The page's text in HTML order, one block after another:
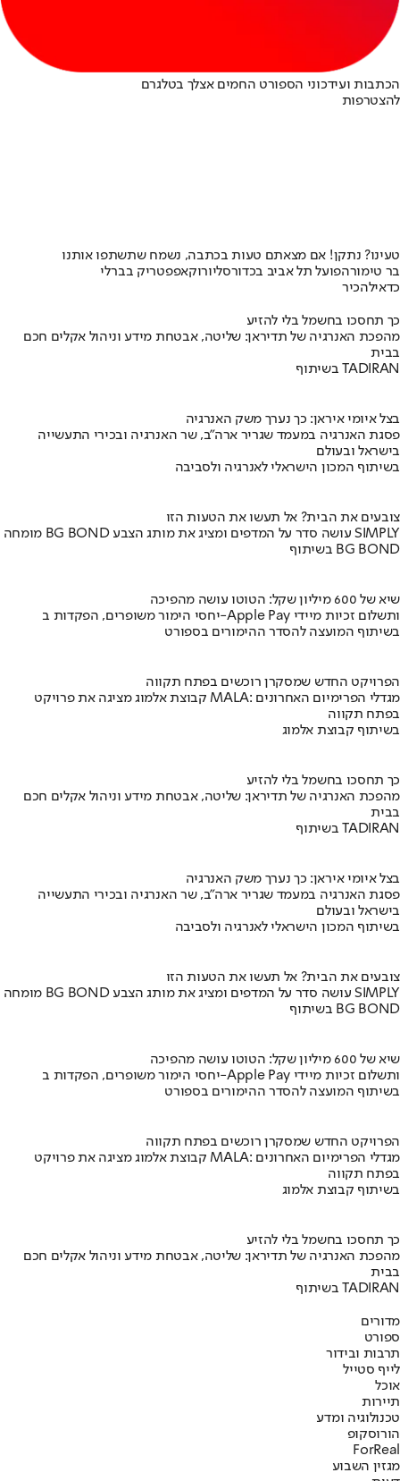
הכתבות ועידכוני הספורט החמים אצלך בטלגרם
להצטרפות
טעינו? נתקן! אם מצאתם טעות בכתבה, נשמח שתשתפו אותנו
בר טימורהפועל תל אביב בכדורסליורוקאפפטריק בברלי
כדאילהכיר
כך תחסכו בחשמל בלי להזיע
מהפכת האנרגיה של תדיראן: שליטה, אבטחת מידע וניהול אקלים חכם
בבית
בשיתוף TADIRAN
בצל איומי איראן: כך נערך משק האנרגיה
פסגת האנרגיה במעמד שגריר ארה"ב, שר האנרגיה ובכירי התעשייה
בישראל ובעולם
בשיתוף המכון הישראלי לאנרגיה ולסביבה
צובעים את הבית? אל תעשו את הטעות הזו
מומחה BG BOND עושה סדר על המדפים ומציג את מותג הצבע SIMPLY
בשיתוף BG BOND
שיא של 600 מיליון שקל: הטוטו עושה מהפיכה
יחסי הימור משופרים, הפקדות ב-Apple Pay ותשלום זכיות מיידי
בשיתוף המועצה להסדר ההימורים בספורט
הפרויקט החדש שמסקרן רוכשים בפתח תקווה
קבוצת אלמוג מציגה את פרויקט MALA: מגדלי הפרימיום האחרונים
בפתח תקווה
בשיתוף קבוצת אלמוג
כך תחסכו בחשמל בלי להזיע
מהפכת האנרגיה של תדיראן: שליטה, אבטחת מידע וניהול אקלים חכם
בבית
בשיתוף TADIRAN
בצל איומי איראן: כך נערך משק האנרגיה
פסגת האנרגיה במעמד שגריר ארה"ב, שר האנרגיה ובכירי התעשייה
בישראל ובעולם
בשיתוף המכון הישראלי לאנרגיה ולסביבה
צובעים את הבית? אל תעשו את הטעות הזו
מומחה BG BOND עושה סדר על המדפים ומציג את מותג הצבע SIMPLY
בשיתוף BG BOND
שיא של 600 מיליון שקל: הטוטו עושה מהפיכה
יחסי הימור משופרים, הפקדות ב-Apple Pay ותשלום זכיות מיידי
בשיתוף המועצה להסדר ההימורים בספורט
הפרויקט החדש שמסקרן רוכשים בפתח תקווה
קבוצת אלמוג מציגה את פרויקט MALA: מגדלי הפרימיום האחרונים
בפתח תקווה
בשיתוף קבוצת אלמוג
כך תחסכו בחשמל בלי להזיע
מהפכת האנרגיה של תדיראן: שליטה, אבטחת מידע וניהול אקלים חכם
בבית
בשיתוף TADIRAN
מדורים
ספורט
תרבות ובידור
לייף סטייל
אוכל
תיירות
טכנולוגיה ומדע
הורוסקופ
ForReal
מגזין השבוע